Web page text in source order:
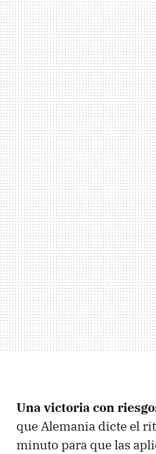
Una victoria con
que Alemania dicte el
minuto para que las